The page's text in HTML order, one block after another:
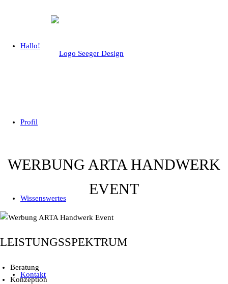
Hallo!
Profil
Wissenswertes
Kontakt
WERBUNG ARTA HANDWERK
EVENT
LEISTUNGSSPEKTRUM
Beratung
Konzeption